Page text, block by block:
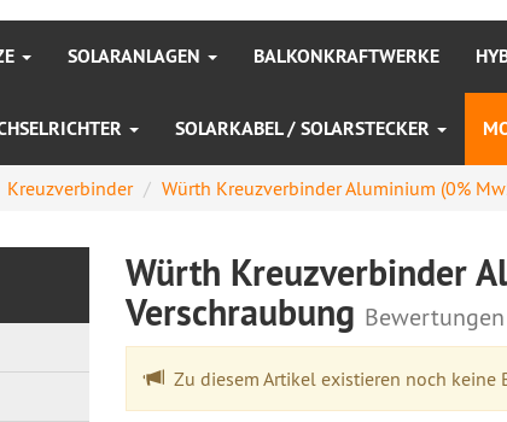
SOLARANLAGEN BALKONKRAFTWERKE
SOLARKABEL / SOLARSTECKER
Kreuzverbinder Würth Kreuzverbinder Aluminium (0%
Würth Kreuzverbinder
Verschraubung Bewertungen
Zu diesem Artikel existieren noch keine